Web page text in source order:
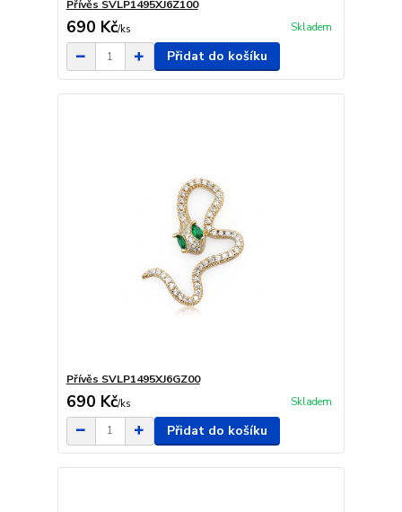
Přívěs SVLP1495XJ6Z100
690 Kč/ks Skladem
Přidat do košíku
Přívěs SVLP1495XJ6GZ00
690 Kč/ks Skladem
Přidat do košíku